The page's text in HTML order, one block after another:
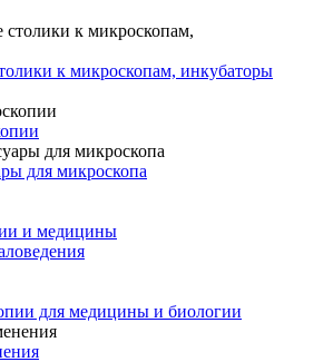
к микроскопам, инкубаторы
для микроскопа
и медицины
для медицины и биологии